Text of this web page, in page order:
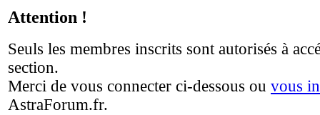
Attention !
Seuls les membres inscrits sont autorisés à
section.
Merci de vous connecter ci-dessous ou vous
AstraForum.fr.